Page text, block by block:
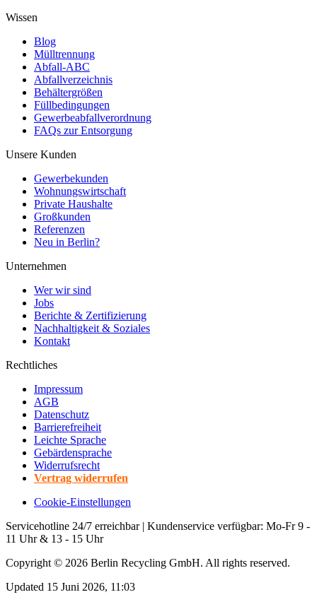
Wissen
Blog
Mülltrennung
Abfall-ABC
Abfallverzeichnis
Behältergrößen
Füllbedingungen
Gewerbeabfallverordnung
FAQs zur Entsorgung
Unsere Kunden
Gewerbekunden
Wohnungswirtschaft
Private Haushalte
Großkunden
Referenzen
Neu in Berlin?
Unternehmen
Wer wir sind
Jobs
Berichte & Zertifizierung
Nachhaltigkeit & Soziales
Kontakt
Rechtliches
Impressum
AGB
Datenschutz
Barrierefreiheit
Leichte Sprache
Gebärdensprache
Widerrufsrecht
Vertrag widerrufen
Cookie-Einstellungen
Servicehotline 24/7 erreichbar | Kundenservice verfügbar: Mo-Fr 9 -
11 Uhr & 13 - 15 Uhr
Copyright © 2026 Berlin Recycling GmbH. All rights reserved.
Updated 15 Juni 2026, 11:03